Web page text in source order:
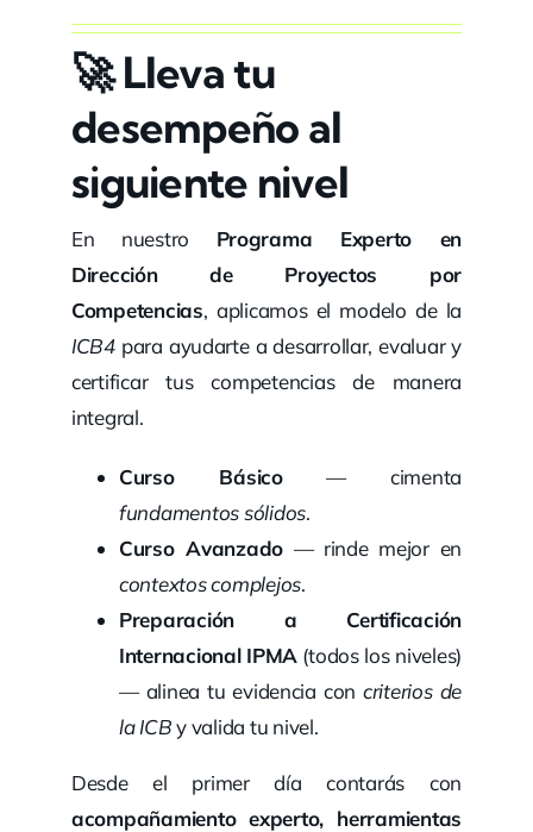
🚀Lleva tu
desempeño al
siguiente nivel
En nuestro Programa Experto en
Dirección de Proyectos por
Competencias, aplicamos el modelo de la
ICB4para ayudarte a desarrollar, evaluar y
certificar tus competencias de manera
integral.
Curso Básico— cimenta
fundamentos sólidos.
Curso Avanzado — rinde mejor en
contextos complejos.
Preparación a Certificación
Internacional IPMA (todos los niveles)
— alinea tu evidencia con criterios de
la ICBy valida tu nivel.
Desde el primer día contarás con
acompañamiento experto, herramientas